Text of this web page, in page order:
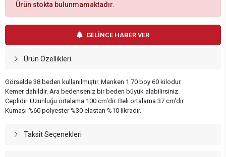
Ürün stokta bulunmamaktadır.
GELİNCE HABER VER
Ürün Özellikleri
Görselde 38 beden kullanılmıştır. Manken 1.70 boy 60 kilodur.
Kemer dahildir. Ara bedenseniz bir beden büyük alabilirsiniz.
Ceplidir. Uzunluğu ortalama 100 cm'dir. Beli ortalama 37 cm'dir.
Kumaşı %60 polyester %30 elastan %10 likradır.
Taksit Seçenekleri